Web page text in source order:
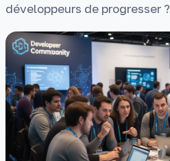
développeurs de progresser ?